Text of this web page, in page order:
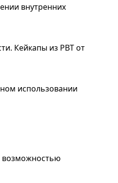
внутренних
Кейкапы из PBT от
использовании
возможностью